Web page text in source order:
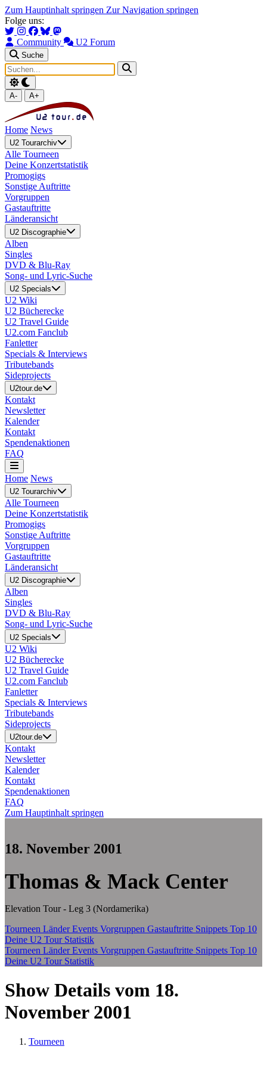
Zum Hauptinhalt springen Zur Navigation springen
Folge uns:
Community U2 Forum
Suche
A- A+
Home News
U2 Tourarchiv
Alle Tourneen
Deine Konzertstatistik
Promogigs
Sonstige Auftritte
Vorgruppen
Gastauftritte
Länderansicht
U2 Discographie
Alben
Singles
DVD & Blu-Ray
Song- und Lyric-Suche
U2 Specials
U2 Wiki
U2 Bücherecke
U2 Travel Guide
U2.com Fanclub
Fanletter
Specials & Interviews
Tributebands
Sideprojects
U2tour.de
Kontakt
Newsletter
Kalender
Kontakt
Spendenaktionen
FAQ
Home News
U2 Tourarchiv
Alle Tourneen
Deine Konzertstatistik
Promogigs
Sonstige Auftritte
Vorgruppen
Gastauftritte
Länderansicht
U2 Discographie
Alben
Singles
DVD & Blu-Ray
Song- und Lyric-Suche
U2 Specials
U2 Wiki
U2 Bücherecke
U2 Travel Guide
U2.com Fanclub
Fanletter
Specials & Interviews
Tributebands
Sideprojects
U2tour.de
Kontakt
Newsletter
Kalender
Kontakt
Spendenaktionen
FAQ
Zum Hauptinhalt springen
18. November 2001
Thomas & Mack Center
Elevation Tour - Leg 3 (Nordamerika)
Tourneen LänderEvents Vorgruppen Gastauftritte Snippets Top 10
Deine U2 Tour Statistik
Tourneen LänderEvents Vorgruppen Gastauftritte Snippets Top 10
Deine U2 Tour Statistik
Show Details vom 18.
November 2001
Tourneen